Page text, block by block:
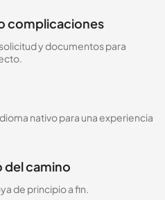
complicaciones
y documentos para
nativo para una experiencia
del camino
de principio a fin.